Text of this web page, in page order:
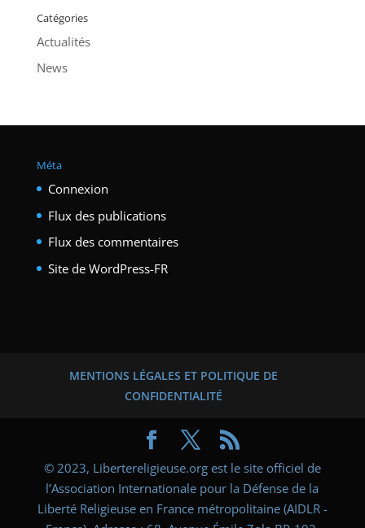
Catégories
Actualités
News
Méta
Connexion
Flux des publications
Flux des commentaires
Site de WordPress-FR
MENTIONS LÉGALES ET POLITIQUE DE
CONFIDENTIALITÉ
© 2023, Libertereligieuse.org est le site officiel de
l’Association Internationale pour la Défense de la
Liberté Religieuse en France métropolitaine (AIDLR -